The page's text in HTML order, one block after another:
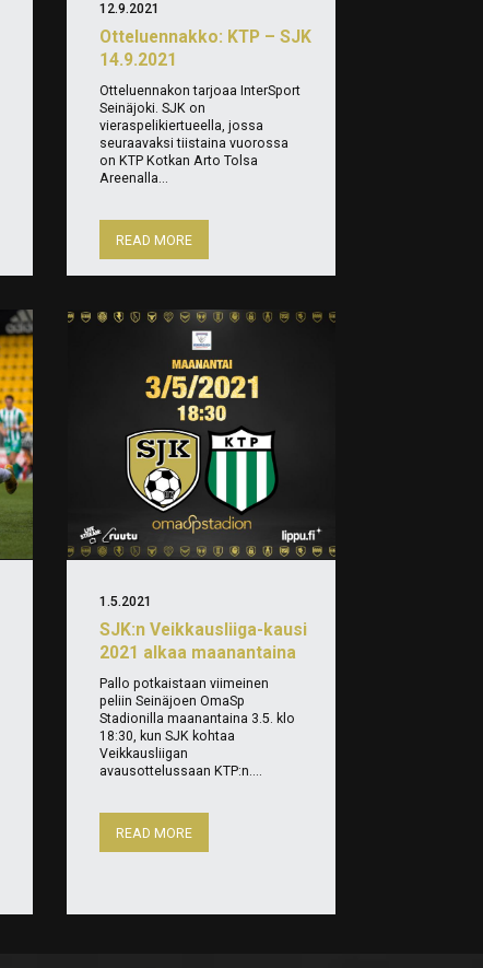
Otteluennakko: KTP – SJK
14.9.2021
12.9.2021
Otteluennakon tarjoaa InterSport
Seinäjoki. SJK on
vieraspelikiertueella, jossa
seuraavaksi tiistaina vuorossa
on KTP Kotkan Arto Tolsa
Areenalla...
READ MORE
SJK:n Veikkausliiga-kausi
2021 alkaa maanantaina
1.5.2021
Pallo potkaistaan viimeinen
peliin Seinäjoen OmaSp
Stadionilla maanantaina 3.5. klo
18:30, kun SJK kohtaa
Veikkausliigan
avausottelussaan KTP:n....
READ MORE